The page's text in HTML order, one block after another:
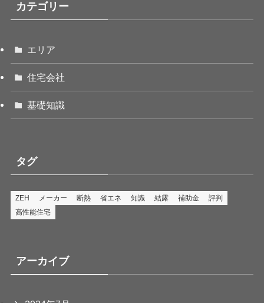
カテゴリー
エリア
住宅会社
基礎知識
タグ
ZEH メーカー 断熱 省エネ 知識 結露 補助金
評判
高性能住宅
アーカイブ